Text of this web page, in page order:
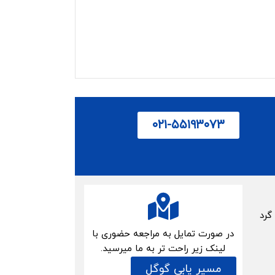
۰۲۱-۵۵۱۹۳۰۷۳
در صورت تمایل به مراجعه حضوری با
لینک زیر راحت تر به ما میرسید.
مسیر یابی گوگل